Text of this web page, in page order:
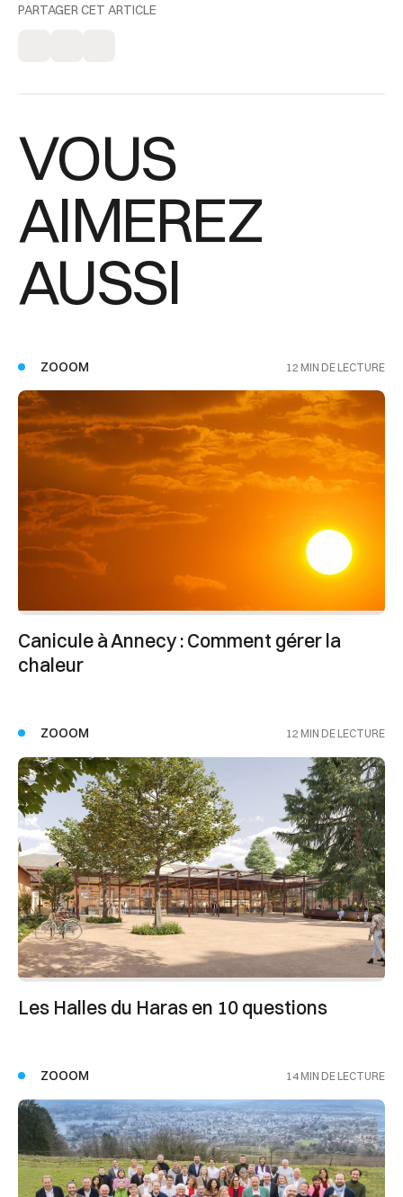
PARTAGER CET ARTICLE
VOUS
AIMEREZ
AUSSI
ZOOOM 12 MIN DE LECTURE
Canicule à Annecy : Comment gérer la
chaleur
ZOOOM 12 MIN DE LECTURE
Les Halles du Haras en 10 questions
ZOOOM 14 MIN DE LECTURE